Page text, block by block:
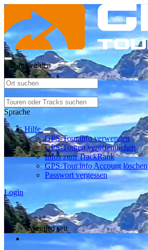
Ort auswählen
Sprache
Hilfe
GPS-Tour.info verwenden
GPS-Touren veröffentlichen
Infos zum TrackRank
GPS-Tour.info Account löschen
Passwort vergessen
Login
Mitglied seit